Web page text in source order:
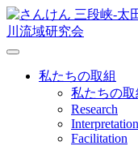
川流域研究会
私たちの取組
私たちの取
Research
Interpretation
Facilitation